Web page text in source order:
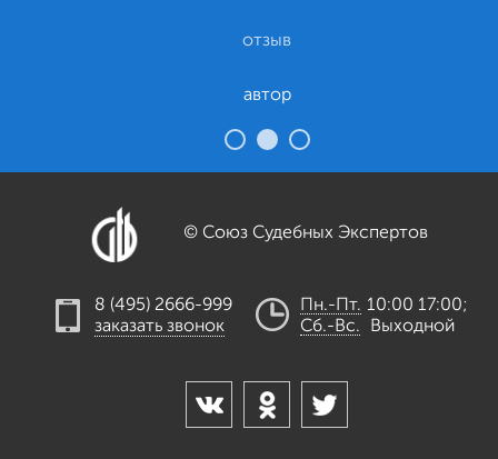
отзыв
автор
© Союз Судебных Экспертов
8 (495) 2666-999
заказать звонок
Пн.-Пт. 10:00 17:00;
Cб.-Вс.
Выходной